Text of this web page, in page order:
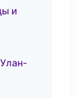
и